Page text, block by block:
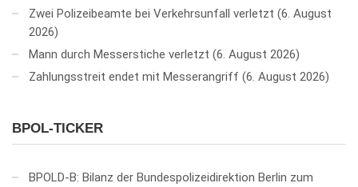
Zwei Polizeibeamte bei Verkehrsunfall verletzt 6. August
2026
Mann durch Messerstiche verletzt 6. August 2026
Zahlungsstreit endet mit Messerangriff 6. August 2026
BPOL-TICKER
BPOLD-B: Bilanz der Bundespolizeidirektion Berlin zum